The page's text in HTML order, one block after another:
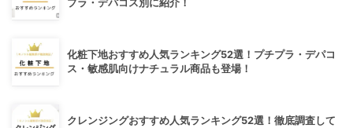
プラ・デパコス別に紹介！
化粧下地おすすめ人気ランキング52選！プチプラ・デパコ
ス・敏感肌向けナチュラル商品も登場！
クレンジングおすすめ人気ランキング52選！徹底調査して